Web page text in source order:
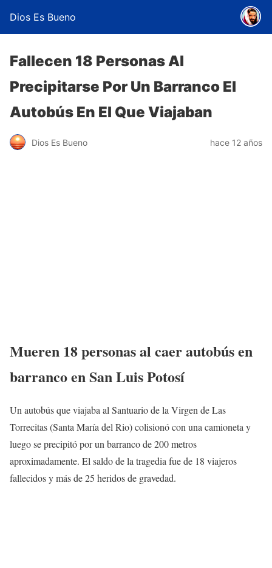
Dios Es Bueno
Fallecen 18 Personas Al
Precipitarse Por Un Barranco El
Autobús En El Que Viajaban
Dios Es Bueno hace 12 años
Mueren 18 personas al caer autobús en
barranco en San Luis Potosí
Un autobús que viajaba al Santuario de la Virgen de Las
Torrecitas (Santa María del Rio) colisionó con una camioneta y
luego se precipitó por un barranco de 200 metros
aproximadamente. El saldo de la tragedia fue de 18 viajeros
fallecidos y más de 25 heridos de gravedad.